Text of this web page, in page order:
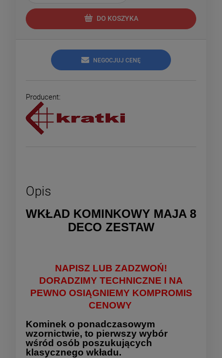
DO KOSZYKA
NEGOCJUJ CENĘ
Producent:
Opis
WKŁAD KOMINKOWY MAJA 8
DECO ZESTAW
NAPISZ LUB ZADZWOŃ!
DORADZIMY TECHNICZNE I NA
PEWNO OSIĄGNIEMY KOMPROMIS
CENOWY
Kominek o ponadczasowym
wzornictwie, to pierwszy wybór
wśród osób poszukujących
klasycznego wkładu.